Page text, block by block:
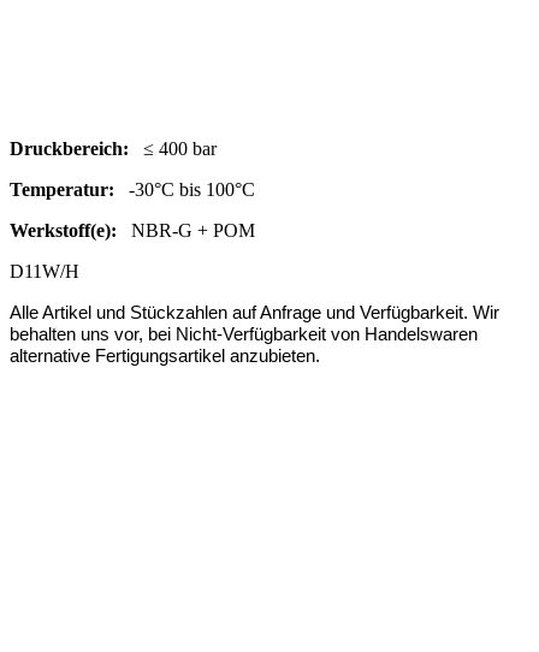
Druckbereich: ≤ 400 bar
Temperatur: -30°C bis 100°C
Werkstoff(e): NBR-G + POM
D11W/H
Alle Artikel und Stückzahlen auf Anfrage und Verfügbarkeit. Wir
behalten uns vor, bei Nicht-Verfügbarkeit von Handelswaren
alternative Fertigungsartikel anzubieten.